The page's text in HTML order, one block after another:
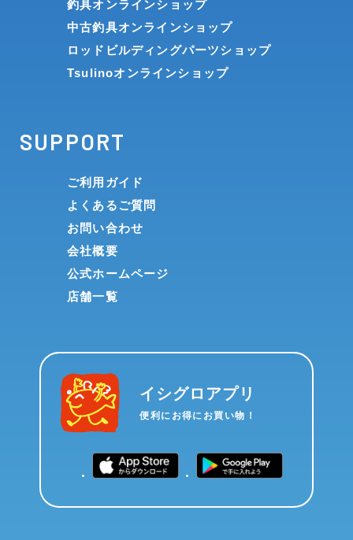
釣具オンラインショップ
中古釣具オンラインショップ
ロッドビルディングパーツショップ
Tsulinoオンラインショップ
SUPPORT
ご利用ガイド
よくあるご質問
お問い合わせ
会社概要
公式ホームページ
店舗一覧
イシグロアプリ
便利にお得にお買い物！